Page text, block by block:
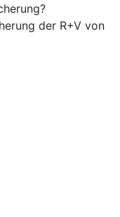
der R+V von